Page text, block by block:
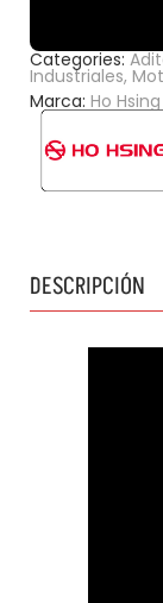
Categories:
Industriales,
Marca: Ho Hsing
DESCRIPCIÓN